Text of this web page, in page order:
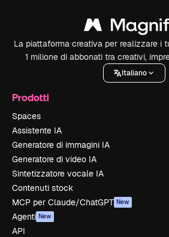
La piattaforma creativa per realizzare i
1 milione di abbonati tra creativi,
Italiano
Prodotti
Spaces
Assistente IA
Generatore di immagini IA
Generatore di video IA
Sintetizzatore vocale IA
Contenuti stock
MCP per Claude/ChatGPT New
Agenti New
API